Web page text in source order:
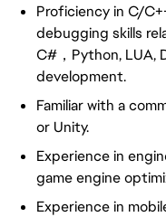
Proficiency in C/
debugging skills
C#，Python, LUA,
development.
Familiar with a
or Unity.
Experience in
game engine
Experience in